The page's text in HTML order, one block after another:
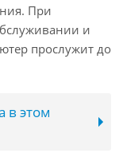
При
и
прослужит до
в этом